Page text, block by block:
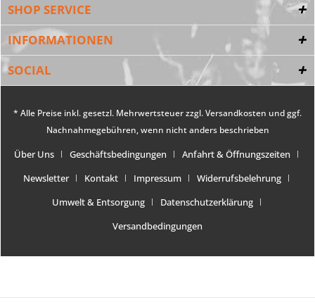
SHOP SERVICE
INFORMATIONEN
SOCIAL
* Alle Preise inkl. gesetzl. Mehrwertsteuer zzgl.Versandkosten und ggf.
Nachnahmegebühren, wenn nicht anders beschrieben
Über Uns Geschäftsbedingungen
Anfahrt & Öffnungszeiten
Newsletter
Kontakt Impressum
Widerrufsbelehrung
Umwelt & Entsorgung
Datenschutzerklärung
Versandbedingungen